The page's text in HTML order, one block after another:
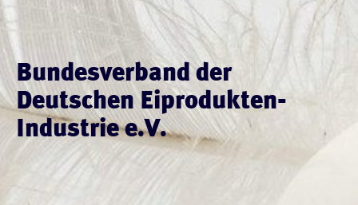
Bundesverband der
Deutschen Eiprodukten-
Industrie e.V.